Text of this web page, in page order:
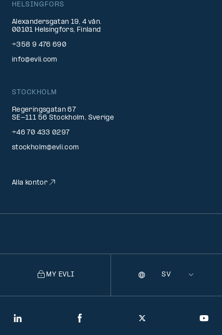
HELSINGFORS
Alexandersgatan 19, 4 vån.
00101 Helsingfors, Finland
+358 9 476 690
info@evli.com
STOCKHOLM
Regeringsgatan 67
SE-111 56 Stockholm, Sverige
+46 70 433 0297
stockholm@evli.com
Alla kontor
LinkedIn Facebook Twitter
MY EVLI
Selecting
Språk